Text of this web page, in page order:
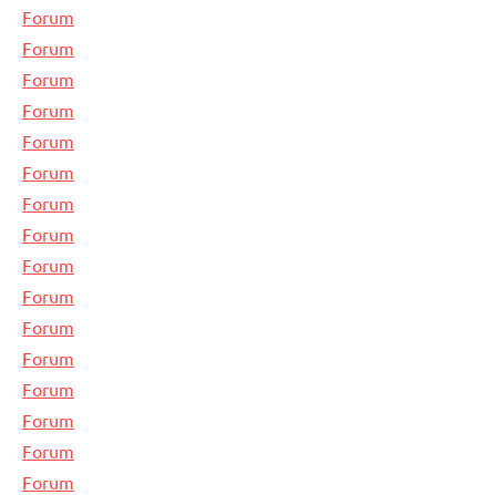
Forum
Forum
Forum
Forum
Forum
Forum
Forum
Forum
Forum
Forum
Forum
Forum
Forum
Forum
Forum
Forum